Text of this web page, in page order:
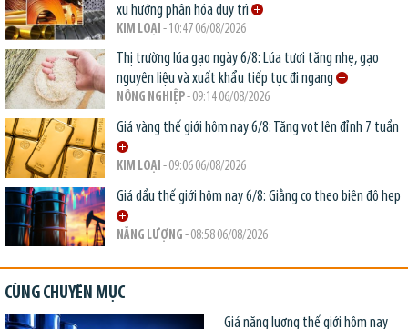
xu hướng phân hóa duy trì
KIM LOẠI - 10:47 06/08/2026
Thị trường lúa gạo ngày 6/8: Lúa tươi tăng nhẹ, gạo
nguyên liệu và xuất khẩu tiếp tục đi ngang
NÔNG NGHIỆP- 09:14 06/08/2026
Giá vàng thế giới hôm nay 6/8: Tăng vọt lên đỉnh 7 tuần
KIM LOẠI - 09:06 06/08/2026
Giá dầu thế giới hôm nay 6/8: Giằng co theo biên độ hẹp
NĂNG LƯỢNG - 08:58 06/08/2026
CÙNG CHUYÊN MỤC
Giá năng lượng thế giới hôm nay